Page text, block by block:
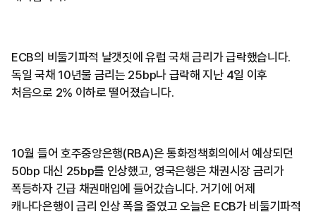
ECB의 비둘기파적 날갯짓에 유럽 국채 금리가 급락했습니다.
독일 국채 10년물 금리는 25bp나 급락해 지난 4일 이후
처음으로 2% 이하로 떨어졌습니다.
10월 들어 호주중앙은행(RBA)은 통화정책회의에서 예상되던
50bp 대신 25bp를 인상했고, 영국은행은 채권시장 금리가
폭등하자 긴급 채권매입에 들어갔습니다. 거기에 어제
캐나다은행이 금리 인상 폭을 줄였고 오늘은 ECB가 비둘기파적